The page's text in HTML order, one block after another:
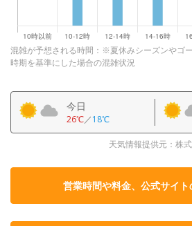
混雑が予想される時間：※夏休みシーズンやゴ
時期を基準にした場合の混雑状況
今日
26℃／18℃
天気情報提供元：株
営業時間や料金、公式サイト